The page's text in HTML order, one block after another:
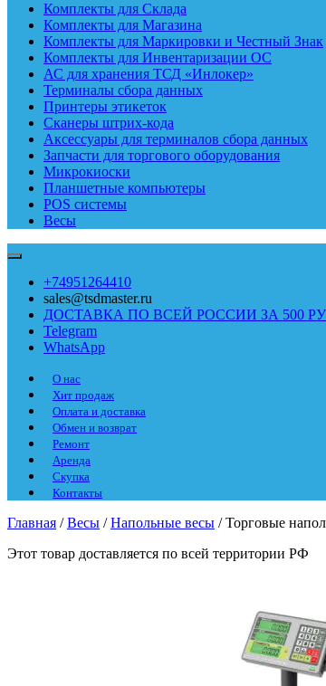
Комплекты для Склада
Комплекты для Магазина
Комплекты для Маркировки и Честный Знак
Комплекты для Инвентаризации ОС
АС для хранения ТСД «Инлокер»
Терминалы сбора данных
Принтеры этикеток
Сканеры штрих-кода
Аксессуары для терминалов сбора данных
Запчасти для торгового оборудования
Микрокиоски
Планшетные компьютеры
POS системы
Весы
+74951264410
sales@tsdmaster.ru
ДОСТАВКА ПО ВСЕЙ РОССИИ ЗА 500
Telegram
WhatsApp
О нас
Хит продаж
Оплата и доставка
Обмен и возврат
Ремонт
Аренда
Скупка
Контакты
Главная /Весы /Напольные весы / Торговые
Этот товар доставляется по всей территории РФ